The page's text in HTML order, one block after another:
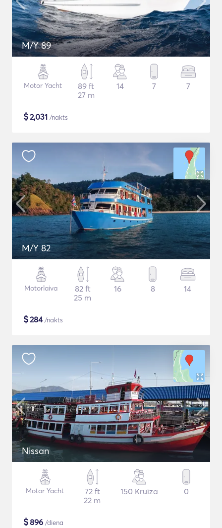
M/Y 89
Motor Yacht
89 ft
27 m
14 7 7
$2,031 /nakts
M/Y 82
Motorlaiva
82 ft
25 m
16 8 14
$284/nakts
Nissan
Motor Yacht
72 ft
22 m
150 Kruīza 0
$896 /diena